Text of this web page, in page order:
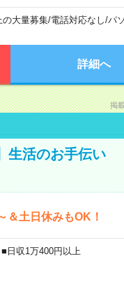
の大量募集/電話対応なし/パ
詳細へ
掲
生活のお手伝い
土日休みもOK！
収1万400円以上